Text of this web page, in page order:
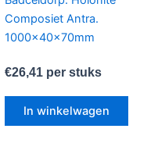
Composiet Antra.
1000x40x70mm
€26,41 per stuks
In winkelwagen